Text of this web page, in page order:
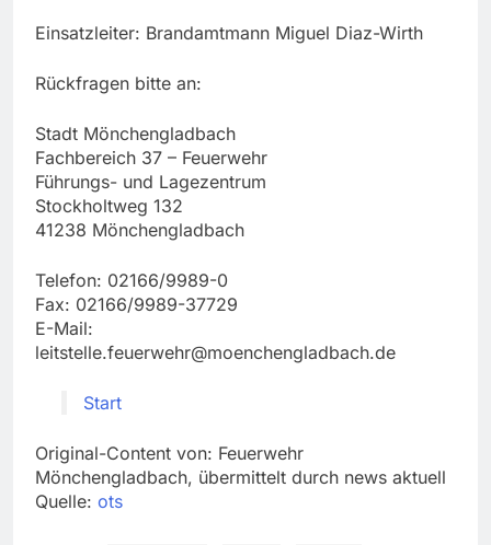
Einsatzleiter: Brandamtmann Miguel Diaz-Wirth
Rückfragen bitte an:
Stadt Mönchengladbach
Fachbereich 37 – Feuerwehr
Führungs- und Lagezentrum
Stockholtweg 132
41238 Mönchengladbach
Telefon: 02166/9989-0
Fax: 02166/9989-37729
E-Mail:
leitstelle.feuerwehr@moenchengladbach.de
Start
Original-Content von: Feuerwehr
Mönchengladbach, übermittelt durch news aktuell
Quelle: ots